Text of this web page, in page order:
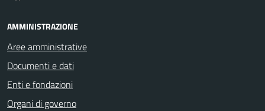
AMMINISTRAZIONE
Aree amministrative
Documenti e dati
Enti e fondazioni
Organi di governo